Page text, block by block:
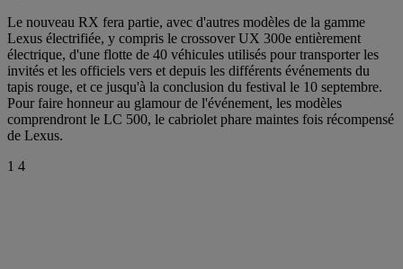
Le nouveau RX fera partie, avec d'autres modèles de la gamme
Lexus électrifiée, y compris le crossover UX 300e entièrement
électrique, d'une flotte de 40 véhicules utilisés pour transporter les
invités et les officiels vers et depuis les différents événements du
tapis rouge, et ce jusqu'à la conclusion du festival le 10 septembre.
Pour faire honneur au glamour de l'événement, les modèles
comprendront le LC 500, le cabriolet phare maintes fois récompensé
de Lexus.
1 4